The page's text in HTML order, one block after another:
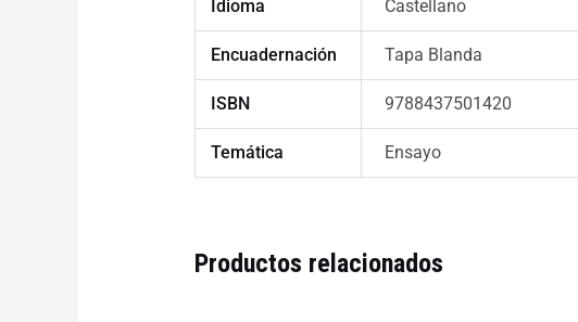
Idioma Castellano
Encuadernación Tapa Blanda
ISBN 9788437501420
Temática Ensayo
Productos relacionados